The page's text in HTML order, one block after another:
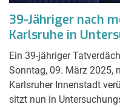
39-Jähriger nach
Karlsruhe in
Ein 39-jähriger
Sonntag, 09. März 2025,
Karlsruher Innenstadt
sitzt nun in